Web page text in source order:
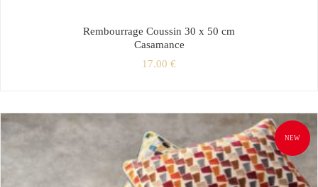
Rembourrage Coussin 30 x 50 cm
Casamance
17.00 €
NEW